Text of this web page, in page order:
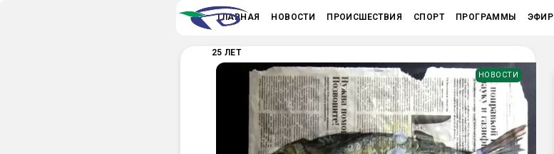
ГЛАВНАЯ НОВОСТИ ПРОИСШЕСТВИЯ СПОРТ ПРОГРАММЫ ЭФИР
25 ЛЕТ
НОВОСТИ